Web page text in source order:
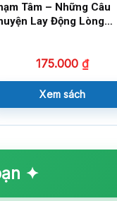
Tâm – Những Câu
Lay Động Lòng
175.000 ₫
Xem sách
✦